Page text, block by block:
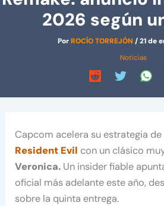
2026 según
PorROCÍO TORREJÓN /21 de
Noticias
Capcom acelera su estrategia de
Resident Evil con un clásico
Veronica. Un insider fiable
oficial más adelante este año,
sobre la quinta entrega.